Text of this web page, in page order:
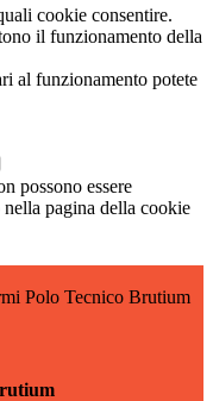
cookie consentire.
il funzionamento della
al funzionamento potete
possono essere
pagina della cookie
Polo Tecnico Brutium